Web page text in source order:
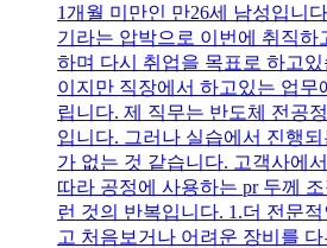
1개월 미만인 만26세 남성입니
기라는 압박으로 이번에 취직
하며 다시 취업을 목표로 하고
이지만 직장에서 하고있는 업무
립니다. 제 직무는 반도체 전공
입니다. 그러나 실습에서 진행
가 없는 것 같습니다. 고객사에
따라 공정에 사용하는 pr 두께
런 것의 반복입니다. 1.더 전문
고 처음보거나 어려운 장비를 다